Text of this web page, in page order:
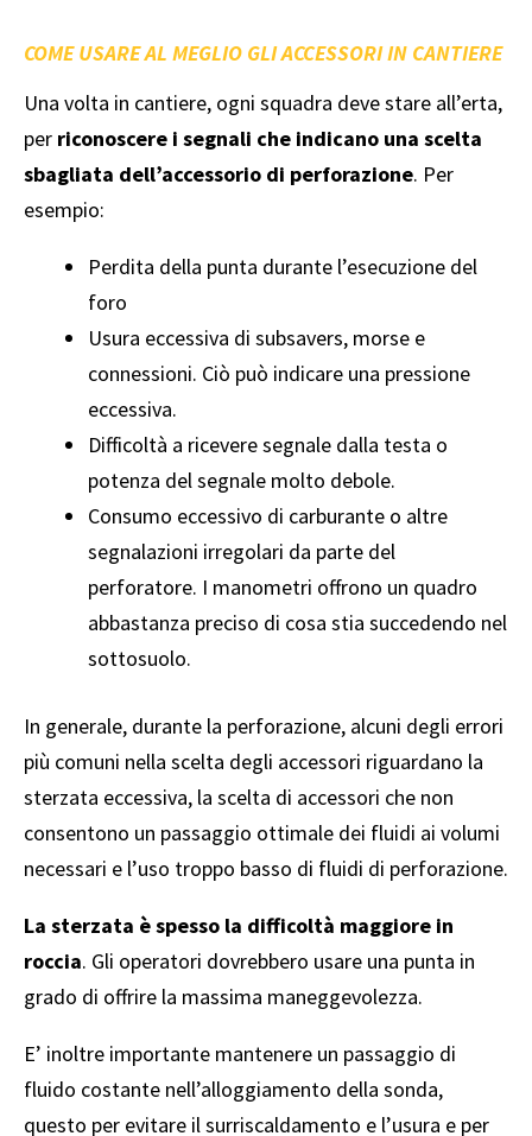
COME USARE AL MEGLIO GLI ACCESSORI IN CANTIERE
Una volta in cantiere, ogni squadra deve stare all’erta,
per riconoscere i segnali che indicano una scelta
sbagliata dell’accessorio di perforazione. Per
esempio:
Perdita della punta durante l’esecuzione del
foro
Usura eccessiva di subsavers, morse e
connessioni. Ciò può indicare una pressione
eccessiva.
Difficoltà a ricevere segnale dalla testa o
potenza del segnale molto debole.
Consumo eccessivo di carburante o altre
segnalazioni irregolari da parte del
perforatore. I manometri offrono un quadro
abbastanza preciso di cosa stia succedendo nel
sottosuolo.
In generale, durante la perforazione, alcuni degli errori
più comuni nella scelta degli accessori riguardano la
sterzata eccessiva, la scelta di accessori che non
consentono un passaggio ottimale dei fluidi ai volumi
necessari e l’uso troppo basso di fluidi di perforazione.
La sterzata è spesso la difficoltà maggiore in
roccia. Gli operatori dovrebbero usare una punta in
grado di offrire la massima maneggevolezza.
E’ inoltre importante mantenere un passaggio di
fluido costante nell’alloggiamento della sonda,
questo per evitare il surriscaldamento e l’usura e per